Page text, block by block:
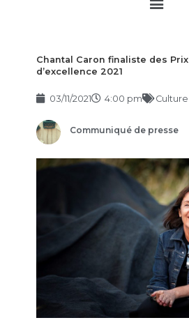
Chantal Caron finaliste des Prix
d’excellence 2021
03/11/2021 4:00 pm Culture
Communiqué de presse